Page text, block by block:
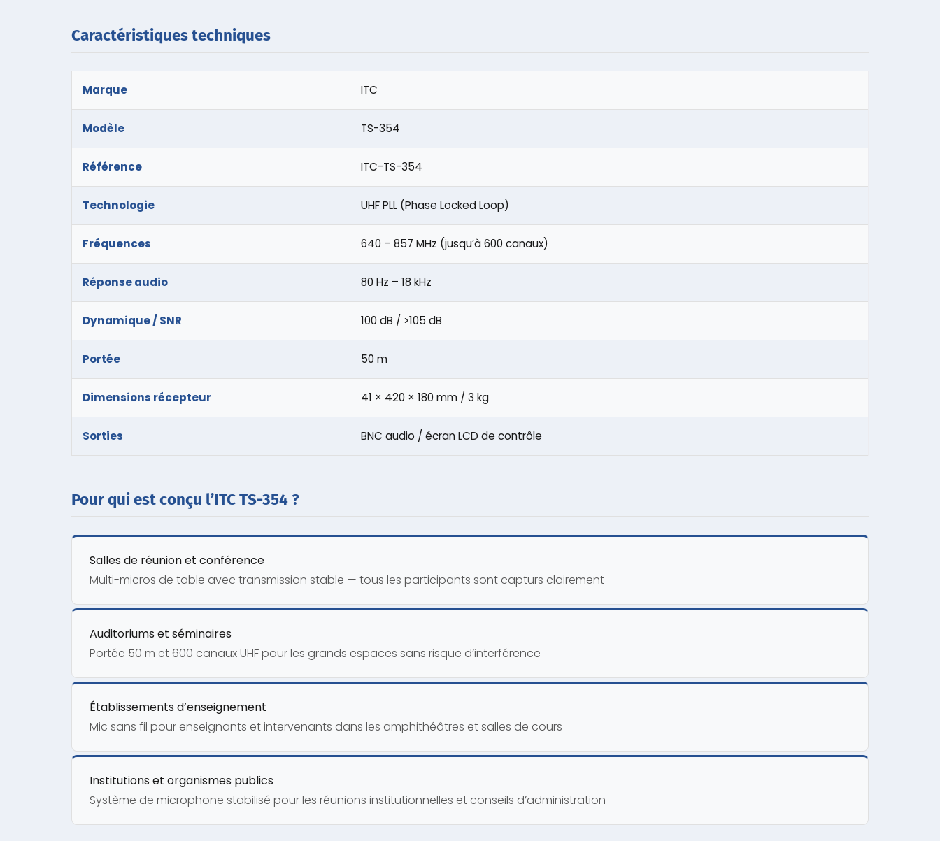
Caractéristiques techniques
Marque ITC
Modèle TS-354
Référence ITC-TS-354
Technologie UHF PLL (Phase Locked Loop)
Fréquences 640 – 857 MHz (jusqu’à 600 canaux)
Réponse audio 80 Hz – 18 kHz
Dynamique / SNR 100 dB / >105 dB
Portée 50 m
Dimensions récepteur 41 × 420 × 180 mm / 3 kg
Sorties BNC audio / écran LCD de contrôle
Pour qui est conçu l’ITC TS-354 ?
Salles de réunion et conférence
Multi-micros de table avec transmission stable — tous les participants sont capturs clairement
Auditoriums et séminaires
Portée 50 m et 600 canaux UHF pour les grands espaces sans risque d’interférence
Établissements d’enseignement
Mic sans fil pour enseignants et intervenants dans les amphithéâtres et salles de cours
Institutions et organismes publics
Système de microphone stabilisé pour les réunions institutionnelles et conseils d’administration